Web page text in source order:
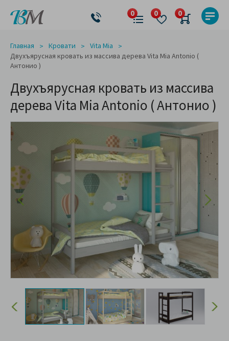
Главная Кровати
Vita Mia
Двухъярусная кровать из массива дерева Vita Mia Antonio (
Антонио )
Двухъярусная кровать из массива
дерева Vita Mia Antonio ( Антонио )